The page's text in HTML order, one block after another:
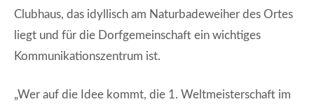
Clubhaus, das idyllisch am Naturbadeweiher des Ortes
liegt und für die Dorfgemeinschaft ein wichtiges
Kommunikationszentrum ist.
„Wer auf die Idee kommt, die 1. Weltmeisterschaft im